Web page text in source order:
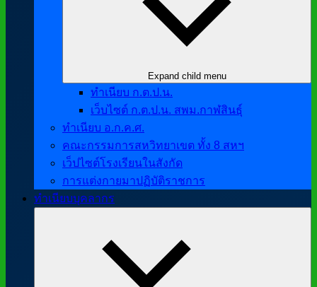
Expand child menu
ทำเนียบ ก.ต.ป.น.
เว็บไซต์ ก.ต.ป.น. สพม.กาฬสินธุ์
ทำเนียบ อ.ก.ค.ศ.
คณะกรรมการสหวิทยาเขต ทั้ง 8 สหฯ
เว็ปไซต์โรงเรียนในสังกัด
การแต่งกายมาปฏิบัติราชการ
ทำเนียบบุคลากร